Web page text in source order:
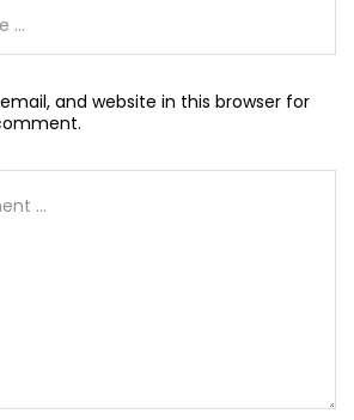
and website in this browser for